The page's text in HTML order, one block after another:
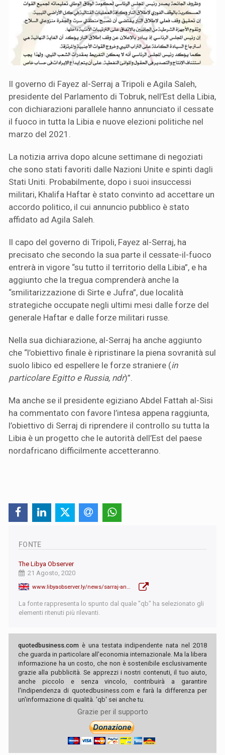
Il governo di Fayez al-Serraj a Tripoli e Agila Saleh,
presidente del Parlamento di Tobruk, nell’Est della Libia,
con dichiarazioni parallele hanno annunciato il cessate
il fuoco in tutta la Libia e nuove elezioni politiche nel
marzo del 2021.
La notizia arriva dopo alcune settimane di negoziati
che sono stati favoriti dalle Nazioni Unite e spinti dagli
Stati Uniti. Probabilmente, dopo i suoi insuccessi
militari, Khalifa Haftar è stato convinto ad accettare un
accordo politico, il cui annuncio pubblico è stato
affidato ad Agila Saleh.
Il capo del governo di Tripoli, Fayez al-Serraj, ha
precisato che secondo la sua parte il cessate-il-fuoco
entrerà in vigore “su tutto il territorio della Libia”, e ha
aggiunto che la tregua comprenderà anche la
“smilitarizzazione di Sirte e Jufra”, due località
strategiche occupate negli ultimi mesi dalle forze del
generale Haftar e dalle forze militari russe.
Nella sua dichiarazione, al-Serraj ha anche aggiunto
che “l’obiettivo finale è ripristinare la piena sovranità sul
suolo libico ed espellere le forze straniere (in
particolare Egitto e Russia, ndr)”.
Ma anche se il presidente egiziano Abdel Fattah al-Sisi
ha commentato con favore l’intesa appena raggiunta,
l’obiettivo di Serraj di riprendere il controllo su tutta la
Libia è un progetto che le autorità dell’Est del paese
nordafricano difficilmente accetteranno.
FONTE
The Libya Observer
21 Agosto, 2020
La fonte rappresenta lo spunto dal quale "qb" ha selezionato gli
elementi ritenuti più rilevanti.
quotedbusiness.com è una testata indipendente nata nel 2018
che guarda in particolare all'economia internazionale. Ma la libera
informazione ha un costo, che non è sostenibile esclusivamente
grazie alla pubblicità. Se apprezzi i nostri contenuti, il tuo aiuto,
anche piccolo e senza vincolo, contribuirà a garantire
l'indipendenza di quotedbusiness.com e farà la differenza per
un'informazione di qualità. 'qb' sei anche tu.
Grazie per il supporto